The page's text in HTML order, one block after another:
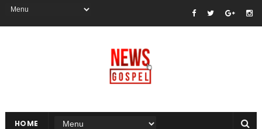
HOME